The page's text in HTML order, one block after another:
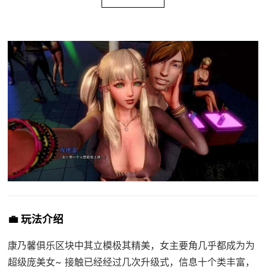
💼 玩法介绍
康乃馨俱乐区块中其立模极其精美，女主要角几乎都成为为
超级庞美女~ 接触已经经过几次升级式，信息十个类丰富，